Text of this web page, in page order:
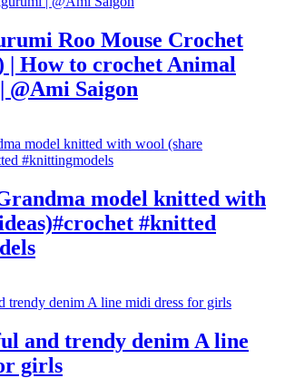
Roo Mouse Crochet
| How to crochet Animal
Saigon
model knitted with
#knitted
and trendy denim A line
girls